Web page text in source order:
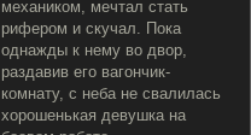
механиком, мечтал стать
рифером и скучал. Пока
однажды к нему во двор,
раздавив его вагончик-
комнату, с неба не свалилась
хорошенькая девушка на